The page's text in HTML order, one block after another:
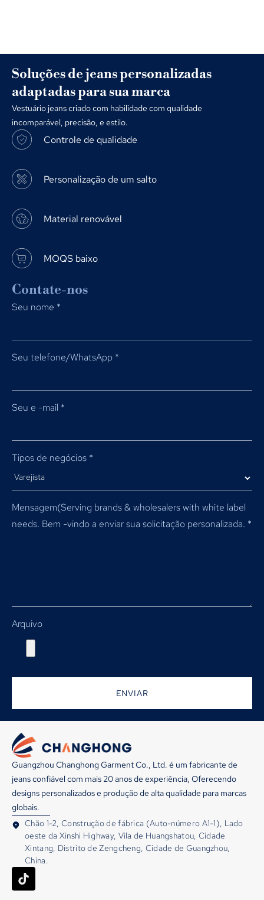
Soluções de jeans personalizadas
adaptadas para sua marca
Vestuário jeans criado com habilidade com qualidade
incomparável, precisão, e estilo.
Controle de qualidade
Personalização de um salto
Material renovável
MOQS baixo
Contate-nos
Seu nome *
Seu telefone/WhatsApp *
Seu e -mail *
Tipos de negócios *
Mensagem(Serving brands & wholesalers with white label
needs. Bem -vindo a enviar sua solicitação personalizada. *
Arquivo
ENVIAR
Guangzhou Changhong Garment Co., Ltd. é um fabricante de
jeans confiável com mais 20 anos de experiência, Oferecendo
designs personalizados e produção de alta qualidade para marcas
globais.
Chão 1-2, Construção de fábrica (Auto-número A1-1), Lado
oeste da Xinshi Highway, Vila de Huangshatou, Cidade
Xintang, Distrito de Zengcheng, Cidade de Guangzhou,
China.